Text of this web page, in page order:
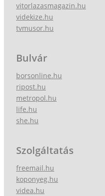
vitorlazasmagazin.hu
videkize.hu
tvmusor.hu
Bulvár
borsonline.hu
ripost.hu
metropol.hu
life.hu
she.hu
Szolgáltatás
freemail.hu
koponyeg.hu
videa.hu